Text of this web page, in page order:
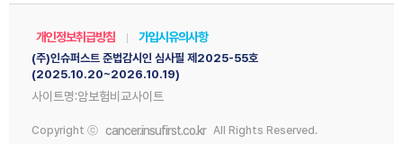
개인정보취급방침 가입시유의사항
(주)인슈퍼스트 준법감시인 심사필 제2025-55호
(2025.10.20~2026.10.19)
사이트명:암보험비교사이트
Copyright ⓒ cancer.insufirst.co.kr All Rights Reserved.